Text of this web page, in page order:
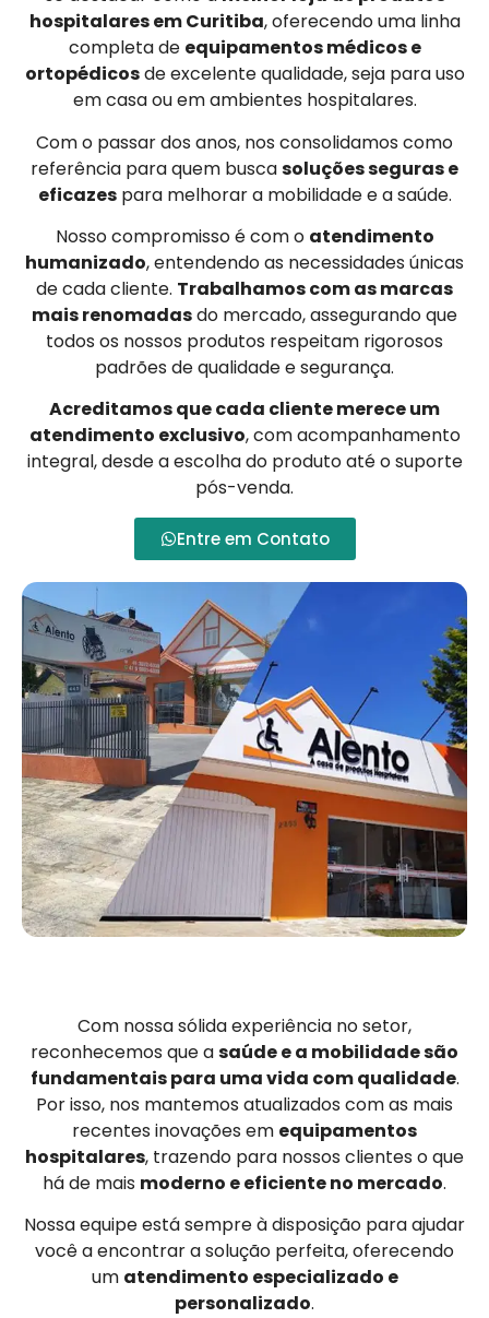
hospitalares em Curitiba, oferecendo uma linha
completa de equipamentos médicos e
ortopédicosde excelente qualidade, seja para uso
em casa ou em ambientes hospitalares.
Com o passar dos anos, nos consolidamos como
referência para quem buscasoluções seguras e
eficazespara melhorar a mobilidade e a saúde.
Nosso compromisso é com o atendimento
humanizado, entendendo as necessidades únicas
de cada cliente. Trabalhamos com as marcas
mais renomadasdo mercado, assegurando que
todos os nossos produtos respeitam rigorosos
padrões de qualidade e segurança.
Acreditamos que cada cliente merece um
atendimento exclusivo, com acompanhamento
integral, desde a escolha do produto até o suporte
pós-venda.
Entre em Contato
Com nossa sólida experiência no setor,
reconhecemos que asaúde e a mobilidade são
fundamentais para uma vida com qualidade.
Por isso, nos mantemos atualizados com as mais
recentes inovações em equipamentos
hospitalares, trazendo para nossos clientes o que
há de mais moderno e eficiente no mercado.
Nossa equipe está sempre à disposição para ajudar
você a encontrar a solução perfeita, oferecendo
um atendimento especializado e
personalizado.